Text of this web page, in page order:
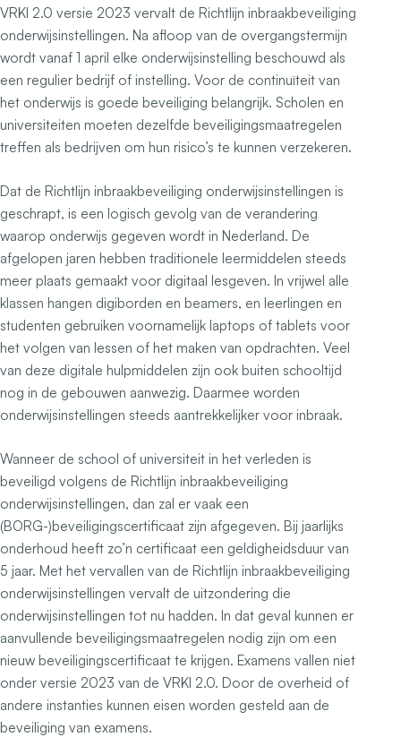
VRKI 2.0 versie 2023 vervalt de Richtlijn inbraakbeveiliging
onderwijsinstellingen. Na afloop van de overgangstermijn
wordt vanaf 1 april elke onderwijsinstelling beschouwd als
een regulier bedrijf of instelling. Voor de continuïteit van
het onderwijs is goede beveiliging belangrijk. Scholen en
universiteiten moeten dezelfde beveiligingsmaatregelen
treffen als bedrijven om hun risico’s te kunnen verzekeren.
Dat de Richtlijn inbraakbeveiliging onderwijsinstellingen is
geschrapt, is een logisch gevolg van de verandering
waarop onderwijs gegeven wordt in Nederland. De
afgelopen jaren hebben traditionele leermiddelen steeds
meer plaats gemaakt voor digitaal lesgeven. In vrijwel alle
klassen hangen digiborden en beamers, en leerlingen en
studenten gebruiken voornamelijk laptops of tablets voor
het volgen van lessen of het maken van opdrachten. Veel
van deze digitale hulpmiddelen zijn ook buiten schooltijd
nog in de gebouwen aanwezig. Daarmee worden
onderwijsinstellingen steeds aantrekkelijker voor inbraak.
Wanneer de school of universiteit in het verleden is
beveiligd volgens de Richtlijn inbraakbeveiliging
onderwijsinstellingen, dan zal er vaak een
(BORG-)beveiligingscertificaat zijn afgegeven. Bij jaarlijks
onderhoud heeft zo’n certificaat een geldigheidsduur van
5 jaar. Met het vervallen van de Richtlijn inbraakbeveiliging
onderwijsinstellingen vervalt de uitzondering die
onderwijsinstellingen tot nu hadden. In dat geval kunnen er
aanvullende beveiligingsmaatregelen nodig zijn om een
nieuw beveiligingscertificaat te krijgen. Examens vallen niet
onder versie 2023 van de VRKI 2.0. Door de overheid of
andere instanties kunnen eisen worden gesteld aan de
beveiliging van examens.